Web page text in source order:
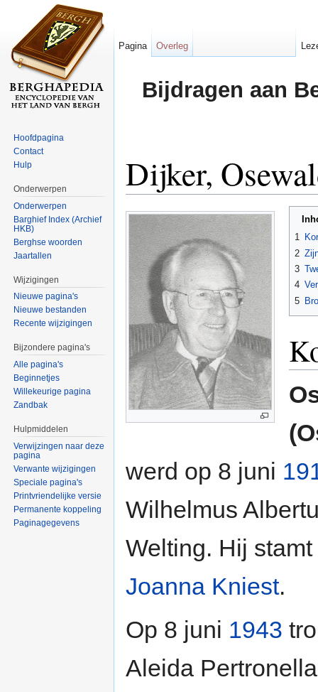
Bijdragen aan
Dijker,
1
2
3
4
5
werd op 8 juni
Wilhelmus
Welting. Hij
Joanna Kniest.
Op 8 juni 1943
Aleida
Pagina Overleg
Hoofdpagina
Contact
Hulp
Onderwerpen
Onderwerpen
Barghief Index (Archief
HKB)
Berghse woorden
Jaartallen
Wijzigingen
Nieuwe pagina's
Nieuwe bestanden
Recente wijzigingen
Bijzondere pagina's
Alle pagina's
Beginnetjes
Willekeurige pagina
Zandbak
Hulpmiddelen
Verwijzingen naar deze
pagina
Verwante wijzigingen
Speciale pagina's
Printvriendelijke versie
Permanente koppeling
Paginagegevens